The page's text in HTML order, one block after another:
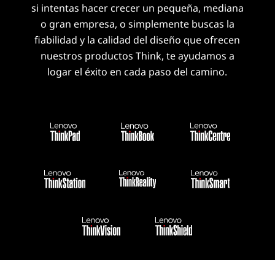
si intentas hacer crecer un pequeña, mediana
o gran empresa, o simplemente buscas la
fiabilidad y la calidad del diseño que ofrecen
nuestros productos Think, te ayudamos a
logar el éxito en cada paso del camino.